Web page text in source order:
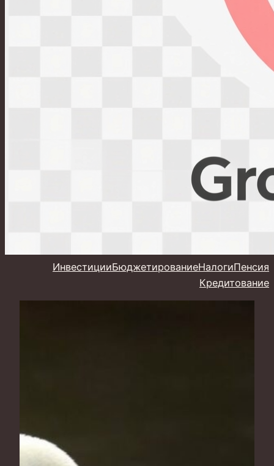
ИнвестицииБюджетированиеНалогиПенсия
Кредитование